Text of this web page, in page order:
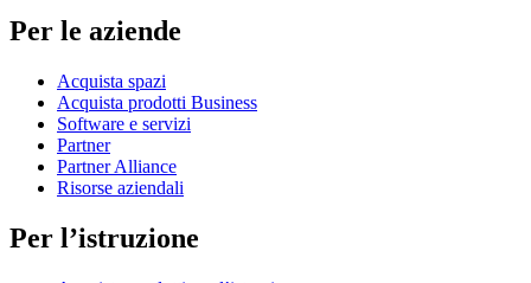
Per le aziende
Acquista spazi
Acquista prodotti Business
Software e servizi
Partner
Partner Alliance
Risorse aziendali
Per l’istruzione